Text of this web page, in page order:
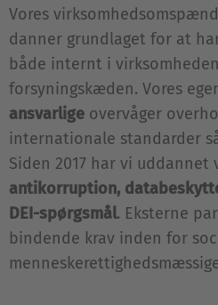
Vores
danner grundlaget for at
både internt i
forsyningskæden. Vores
ansvarlige overvåger
internationale standarder
Siden 2017 har vi uddannet
antikorruption,
DEI-spørgsmål. Eksterne
bindende krav inden for